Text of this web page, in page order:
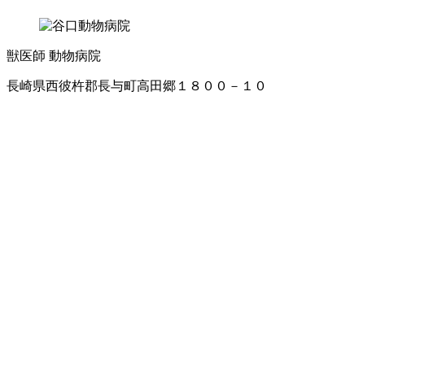
獣医師 動物病院
長崎県西彼杵郡長与町高田郷１８００－１０